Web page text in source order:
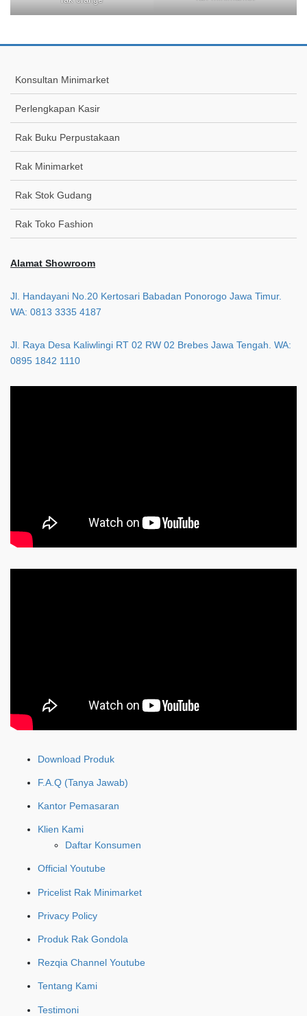
Konsultan Minimarket
Perlengkapan Kasir
Rak Buku Perpustakaan
Rak Minimarket
Rak Stok Gudang
Rak Toko Fashion
Alamat Showroom
Jl. Handayani No.20 Kertosari Babadan Ponorogo Jawa Timur.
WA: 0813 3335 4187
Jl. Raya Desa Kaliwlingi RT 02 RW 02 Brebes Jawa Tengah. WA:
0895 1842 1110
Download Produk
F.A.Q (Tanya Jawab)
Kantor Pemasaran
Klien Kami
Daftar Konsumen
Official Youtube
Pricelist Rak Minimarket
Privacy Policy
Produk Rak Gondola
Rezqia Channel Youtube
Tentang Kami
Testimoni